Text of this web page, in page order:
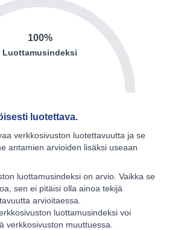
100%
Luottamusindeksi
luotettava.
verkkosivuston luotettavuutta ja se
antamien arvioiden lisäksi useaan
luottamusindeksi on arvio. Vaikka se
sen ei pitäisi olla ainoa tekijä
arvioitaessa.
luottamusindeksi voi
verkkosivuston muuttuessa.